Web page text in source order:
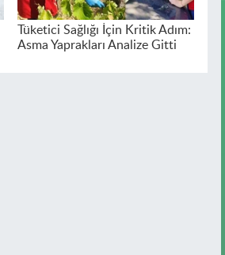
Tüketici Sağlığı İçin Kritik Adım:
Asma Yaprakları Analize Gitti